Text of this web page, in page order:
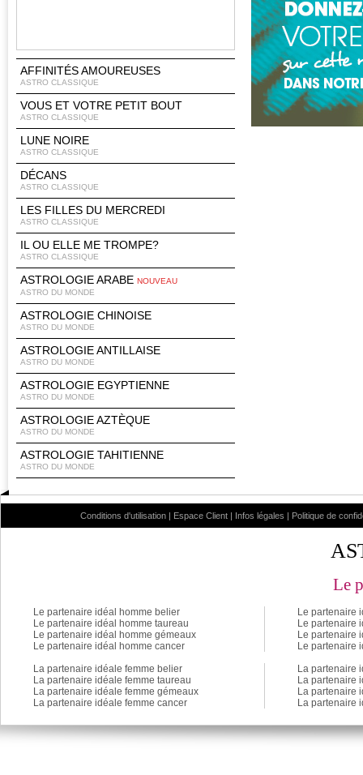
AFFINITÉS AMOUREUSES
ASTRO CLASSIQUE
VOUS ET VOTRE PETIT BOUT
ASTRO CLASSIQUE
LUNE NOIRE
ASTRO CLASSIQUE
DÉCANS
ASTRO CLASSIQUE
LES FILLES DU MERCREDI
ASTRO CLASSIQUE
IL OU ELLE ME TROMPE?
ASTRO CLASSIQUE
ASTROLOGIE ARABE NOUVEAU
ASTRO DU MONDE
ASTROLOGIE CHINOISE
ASTRO DU MONDE
ASTROLOGIE ANTILLAISE
ASTRO DU MONDE
ASTROLOGIE EGYPTIENNE
ASTRO DU MONDE
ASTROLOGIE AZTÈQUE
ASTRO DU MONDE
ASTROLOGIE TAHITIENNE
ASTRO DU MONDE
Conditions d'utilisation | Espace Client | Infos légales | Politique de
Le
Le partenaire idéal homme belier
Le partenaire idéal homme taureau
Le partenaire idéal homme gémeaux
Le partenaire idéal homme cancer
Le partenaire
Le partenaire
Le partenaire
Le partenaire
La partenaire idéale femme belier
La partenaire idéale femme taureau
La partenaire idéale femme gémeaux
La partenaire idéale femme cancer
La partenaire
La partenaire
La partenaire
La partenaire